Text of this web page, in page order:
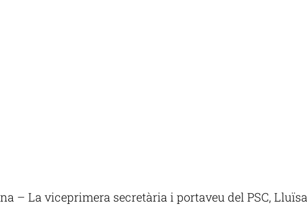
– La viceprimera secretària i portaveu del PSC, Lluïsa